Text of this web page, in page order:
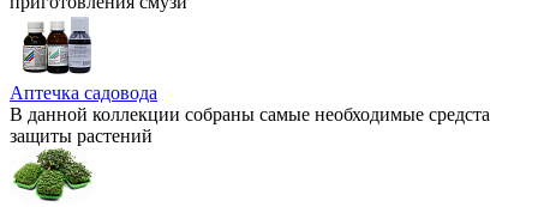
Аптечка садовода
В данной коллекции собраны самые необходимые средста
защиты растений